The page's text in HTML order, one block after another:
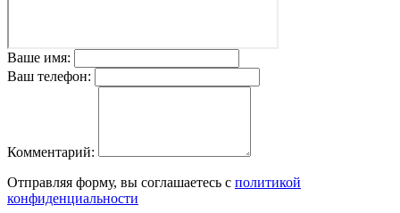
Ваше имя:
Ваш телефон:
Комментарий:
Отправляя форму, вы соглашаетесь с политикой
конфиденциальности